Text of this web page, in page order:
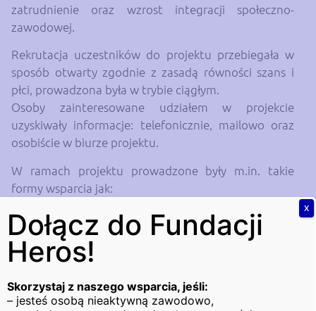
zatrudnienie oraz wzrost integracji społeczno-
zawodowej.
Rekrutacja uczestników do projektu przebiegała w
sposób otwarty zgodnie z zasadą równości szans i
płci, prowadzona była w trybie ciągłym.
Osoby zainteresowane udziałem w projekcie
uzyskiwały informacje: telefonicznie, mailowo oraz
osobiście w biurze projektu.
W ramach projektu prowadzone były m.in. takie
formy wsparcia jak:
poradnictwo zawodowe z powstaniem
diagnozy potrzeb oraz Indywidualnym Planem
Działania,
warsztaty aktywizacji zawodowej,
pośrednictwo pracy,
Dołącz do Fundacji
Heros!
Skorzystaj z naszego wsparcia, jeśli:
– jesteś osobą nieaktywną zawodowo,
X